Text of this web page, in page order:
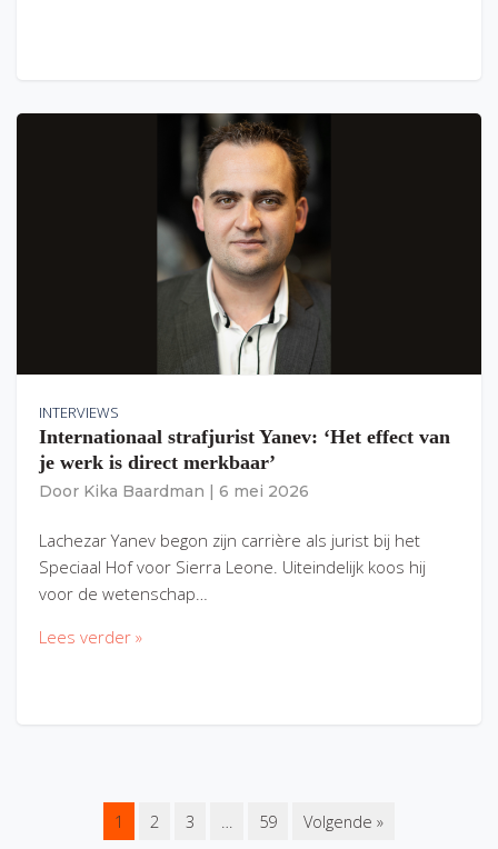
INTERVIEWS
Internationaal strafjurist Yanev: ‘Het effect van
je werk is direct merkbaar’
Door Kika Baardman 6 mei 2026
Lachezar Yanev begon zijn carrière als jurist bij het
Speciaal Hof voor Sierra Leone. Uiteindelijk koos hij
voor de wetenschap…
Lees verder »
1 2 3 … 59 Volgende »